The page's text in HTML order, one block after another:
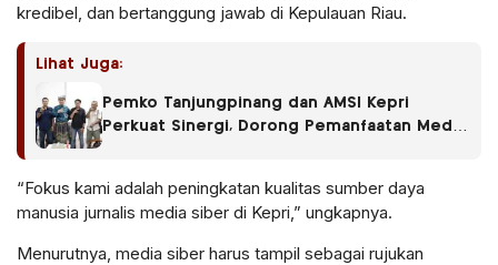
kredibel, dan bertanggung jawab di Kepulauan Riau.
Lihat Juga:
Pemko Tanjungpinang dan AMSI Kepri
Perkuat Sinergi, Dorong Pemanfaatan Media
“Fokus kami adalah peningkatan kualitas sumber daya
manusia jurnalis media siber di Kepri,” ungkapnya.
Menurutnya, media siber harus tampil sebagai rujukan